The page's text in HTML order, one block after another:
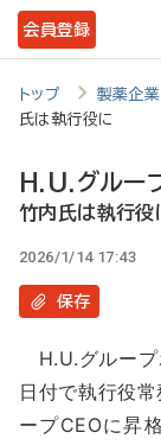
メ
イ
テ
ツ
に
動
会員登録
トップ 製薬企業
氏は執行役に
H.U.グルー
竹内氏は執行役
2026/1/14 17:43
保存
H.U.グループ
日付で執行役
ープCEOに昇